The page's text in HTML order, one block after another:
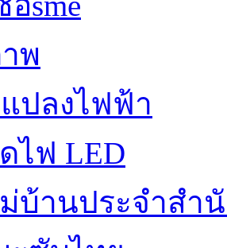
พ
ปลงไฟฟ้า
ไฟ LED
บ้านประจำสำ